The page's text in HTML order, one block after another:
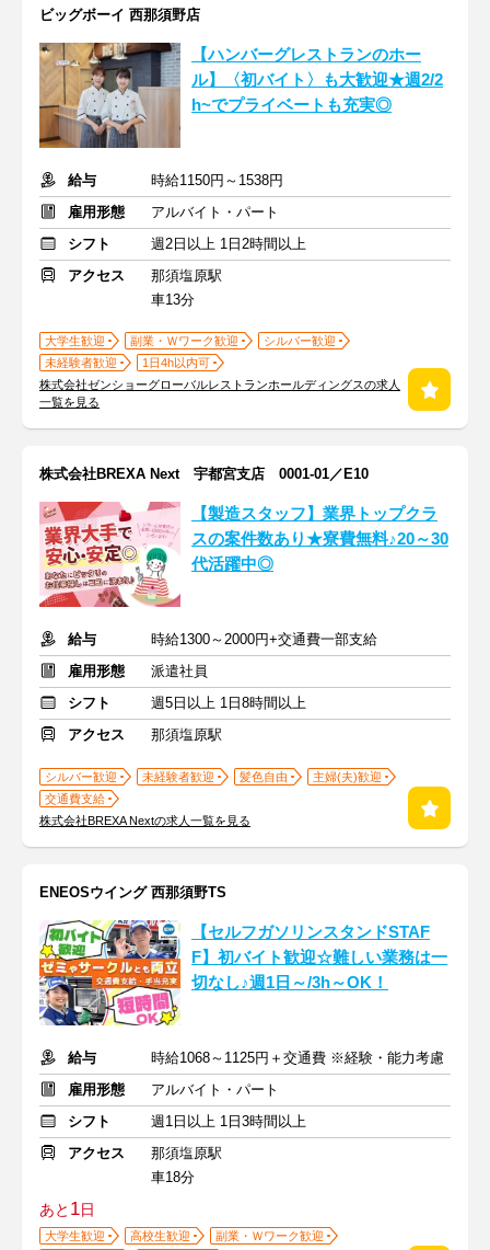
ビッグボーイ 西那須野店
【ハンバーグレストランのホー
ル】〈初バイト〉も大歓迎★週2/2
h~でプライベートも充実◎
給与
時給1150円～1538円
雇用形態
アルバイト・パート
シフト
週2日以上 1日2時間以上
アクセス
那須塩原駅
車13分
大学生歓迎 副業・Ｗワーク歓迎
シルバー歓迎
未経験者歓迎
1日4h以内可
株式会社ゼンショーグローバルレストランホールディングスの求人
一覧を見る
株式会社BREXA Next 宇都宮支店 0001-01／E10
【製造スタッフ】業界トップクラ
スの案件数あり★寮費無料♪20～30
代活躍中◎
給与
時給1300～2000円+交通費一部支給
雇用形態
派遣社員
シフト
週5日以上 1日8時間以上
アクセス
那須塩原駅
シルバー歓迎 未経験者歓迎 髪色自由
主婦(夫)歓迎
交通費支給
株式会社BREXA Nextの求人一覧を見る
ENEOSウイング 西那須野TS
【セルフガソリンスタンドSTAF
F】初バイト歓迎☆難しい業務は一
切なし♪週1日～/3h～OK！
給与
時給1068～1125円＋交通費 ※経験・能力考慮
雇用形態
アルバイト・パート
シフト
週1日以上 1日3時間以上
アクセス
那須塩原駅
車18分
あと 1日
大学生歓迎 高校生歓迎
副業・Ｗワーク歓迎